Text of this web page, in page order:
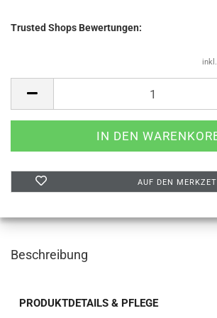
Trusted Shops Bewertungen:
AUF DEN
Beschreibung
PRODUKTDETAILS & PFLEGE